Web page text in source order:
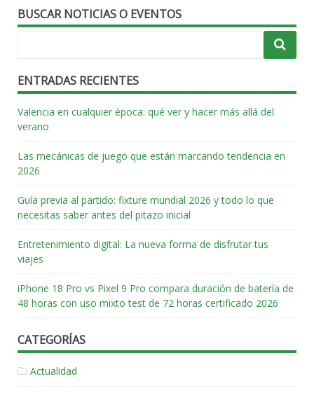
BUSCAR NOTICIAS O EVENTOS
ENTRADAS RECIENTES
Valencia en cualquier época: qué ver y hacer más allá del
verano
Las mecánicas de juego que están marcando tendencia en
2026
Guía previa al partido: fixture mundial 2026 y todo lo que
necesitas saber antes del pitazo inicial
Entretenimiento digital: La nueva forma de disfrutar tus
viajes
iPhone 18 Pro vs Pixel 9 Pro compara duración de batería de
48 horas con uso mixto test de 72 horas certificado 2026
CATEGORÍAS
Actualidad